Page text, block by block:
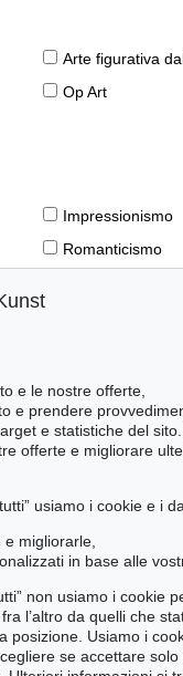
Arte figurativa
Op Art
Impressionismo
Romanticismo
Manoscritti
Pietre miliari
e le nostre offerte,
e prendere
e statistiche del
offerte e migliorare
usiamo i cookie e i
migliorarle,
in base alle
non usiamo i cookie
l’altro da quelli che
posizione. Usiamo i
se accettare